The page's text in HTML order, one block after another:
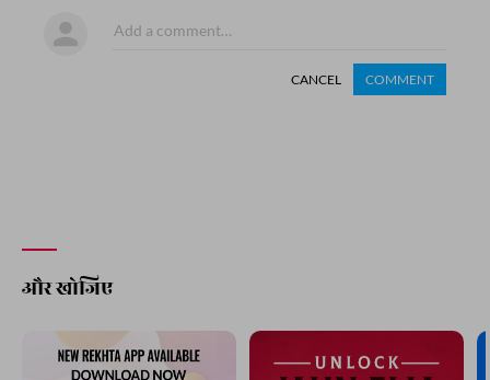
CANCEL COMMENT
और खोजिए